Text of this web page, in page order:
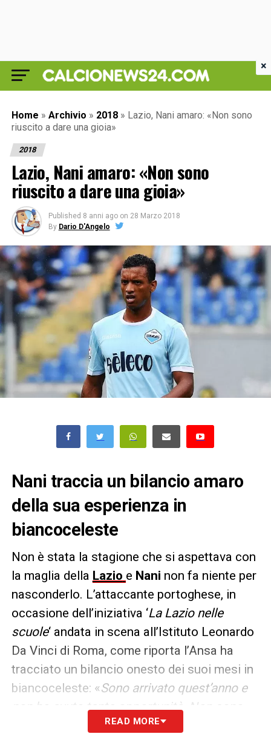
Home » Archivio » 2018 » Lazio, Nani amaro: «Non sono
riuscito a dare una gioia»
2018
Lazio, Nani amaro: «Non sono
riuscito a dare una gioia»
Published 8 anni ago on 28 Marzo 2018
By Dario D'Angelo
Nani traccia un bilancio amaro
della sua esperienza in
biancoceleste
Non è stata la stagione che si aspettava con
la maglia della Lazio e Nani non fa niente per
nasconderlo. L’attaccante portoghese, in
occasione dell’iniziativa ‘La Lazio nelle
scuole‘ andata in scena all’Istituto Leonardo
Da Vinci di Roma, come riporta l’Ansa ha
tracciato un bilancio onesto dei suoi mesi in
biancoceleste: «Sono arrivato quest’anno e
non ho avuto tante opportunità. Non sono
riuscito a dare una gioia a questa tifoseria.
READ MORE
×